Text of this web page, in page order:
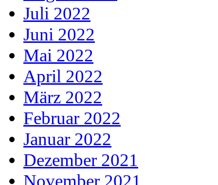
Juli 2022
Juni 2022
Mai 2022
April 2022
März 2022
Februar 2022
Januar 2022
Dezember 2021
November 2021